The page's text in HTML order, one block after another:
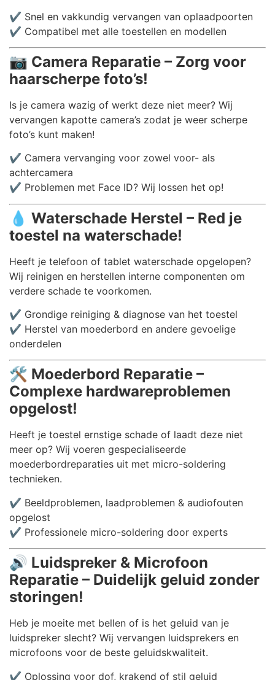
✔️ Snel en vakkundig vervangen van oplaadpoorten
✔️ Compatibel met alle toestellen en modellen
📷 Camera Reparatie – Zorg voor
haarscherpe foto’s!
Is je camera wazig of werkt deze niet meer? Wij
vervangen kapotte camera’s zodat je weer scherpe
foto’s kunt maken!
✔️ Camera vervanging voor zowel voor- als
achtercamera
✔️ Problemen met Face ID? Wij lossen het op!
💧 Waterschade Herstel – Red je
toestel na waterschade!
Heeft je telefoon of tablet waterschade opgelopen?
Wij reinigen en herstellen interne componenten om
verdere schade te voorkomen.
✔️ Grondige reiniging & diagnose van het toestel
✔️ Herstel van moederbord en andere gevoelige
onderdelen
🛠️ Moederbord Reparatie –
Complexe hardwareproblemen
opgelost!
Heeft je toestel ernstige schade of laadt deze niet
meer op? Wij voeren gespecialiseerde
moederbordreparaties uit met micro-soldering
technieken.
✔️ Beeldproblemen, laadproblemen & audiofouten
opgelost
✔️ Professionele micro-soldering door experts
🔊 Luidspreker & Microfoon
Reparatie – Duidelijk geluid zonder
storingen!
Heb je moeite met bellen of is het geluid van je
luidspreker slecht? Wij vervangen luidsprekers en
microfoons voor de beste geluidskwaliteit.
✔️ Oplossing voor dof, krakend of stil geluid